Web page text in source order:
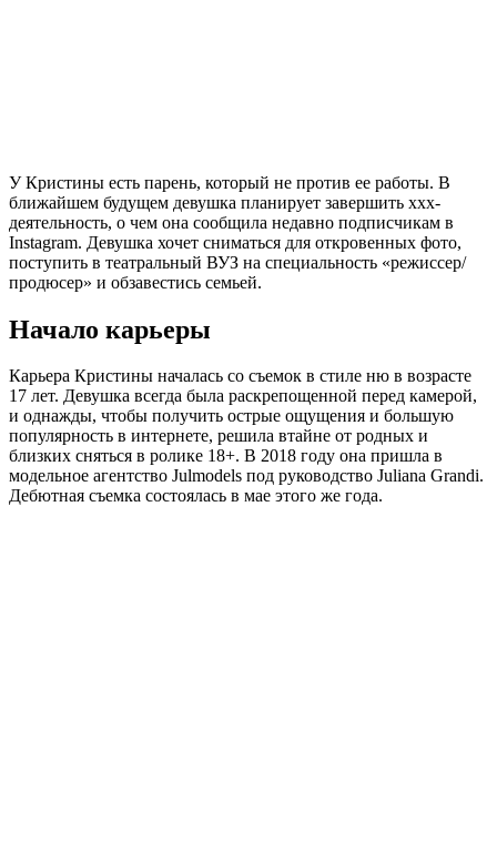
У Кристины есть парень, который не против ее работы. В
ближайшем будущем девушка планирует завершить ххх-
деятельность, о чем она сообщила недавно подписчикам в
Instagram. Девушка хочет сниматься для откровенных фото,
поступить в театральный ВУЗ на специальность «режиссер/
продюсер» и обзавестись семьей.
Начало карьеры
Карьера Кристины началась со съемок в стиле ню в возрасте
17 лет. Девушка всегда была раскрепощенной перед камерой,
и однажды, чтобы получить острые ощущения и большую
популярность в интернете, решила втайне от родных и
близких сняться в ролике 18+. В 2018 году она пришла в
модельное агентство Julmodels под руководство Juliana Grandi.
Дебютная съемка состоялась в мае этого же года.